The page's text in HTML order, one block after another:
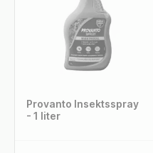
Provanto Insektsspray
- 1 liter